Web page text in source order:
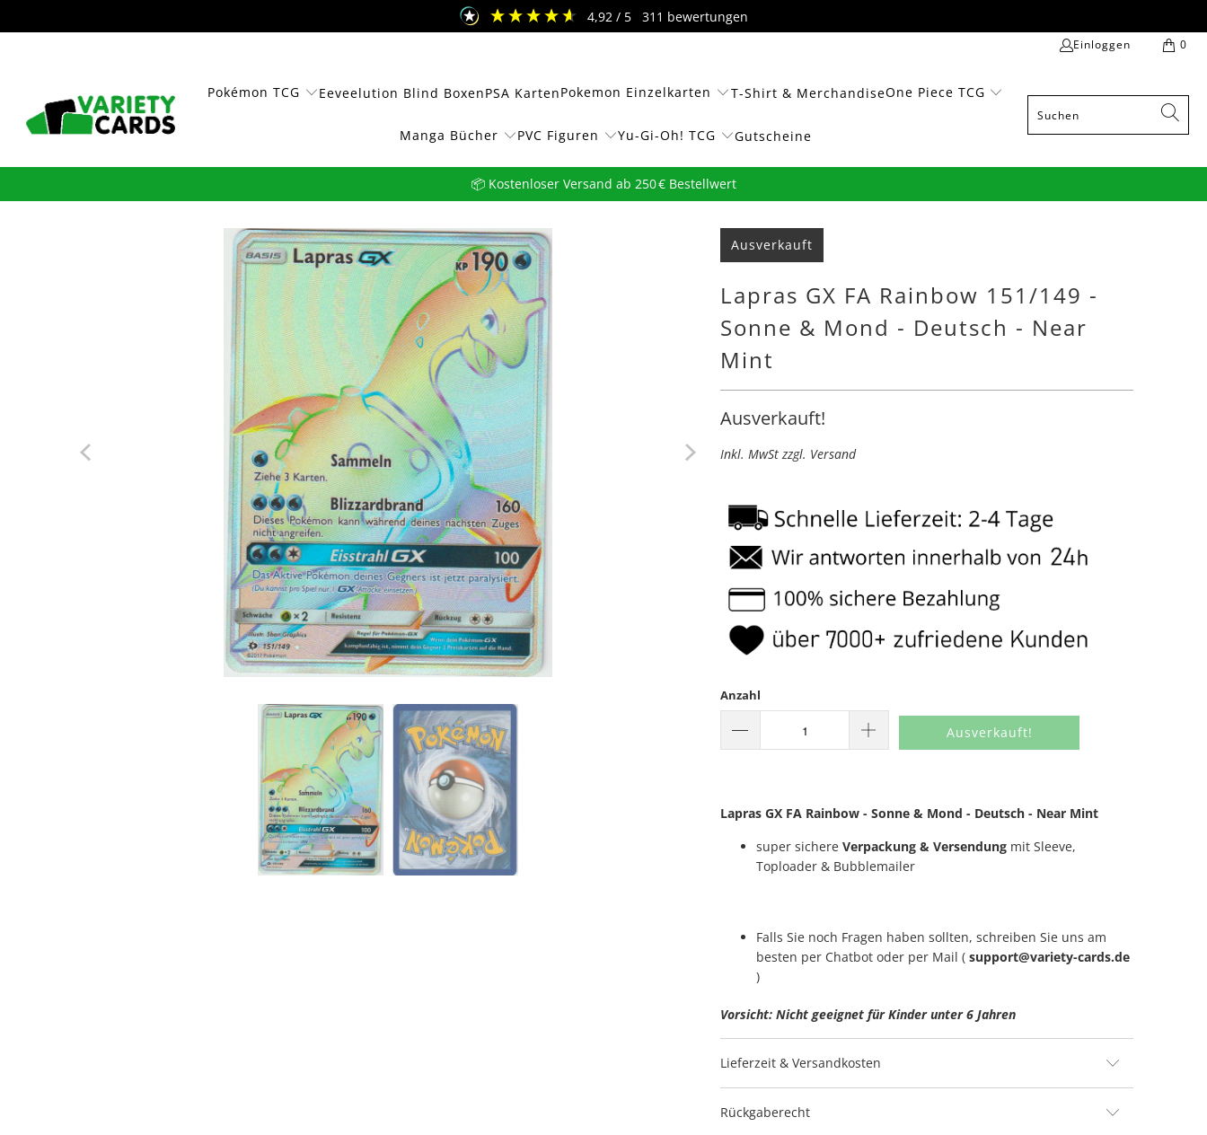
Einloggen 0
Pokémon TCG Eeveelution Blind BoxenPSA KartenPokemon Einzelkarten T-Shirt & MerchandiseOne Piece TCG
Manga Bücher PVC Figuren Yu-Gi-Oh! TCG Gutscheine
4,92 / 5 311 bewertungen
📦 Kostenloser Versand ab 250 € Bestellwert
Ausverkauft
Lapras GX FA Rainbow 151/149 -
Sonne & Mond - Deutsch - Near
Mint
Ausverkauft!
Inkl. MwSt zzgl. Versand
Anzahl
Ausverkauft!
Lapras GX FA Rainbow - Sonne & Mond - Deutsch - Near Mint
super sichere Verpackung & Versendung mit Sleeve,
Toploader & Bubblemailer
Falls Sie noch Fragen haben sollten, schreiben Sie uns am
besten per Chatbot oder per Mail ( support@variety-cards.de
)
Vorsicht: Nicht geeignet für Kinder unter 6 Jahren
Lieferzeit & Versandkosten
Rückgaberecht